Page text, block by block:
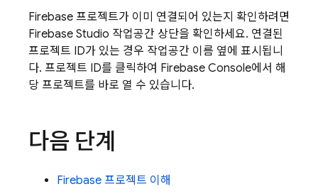
Firebase 프로젝트가 이미 연결되어 있는지 확인하려면
Firebase Studio 작업공간 상단을 확인하세요. 연결된
프로젝트 ID가 있는 경우 작업공간 이름 옆에 표시됩니
다. 프로젝트 ID를 클릭하여 Firebase Console에서 해
당 프로젝트를 바로 열 수 있습니다.
다음 단계
Firebase 프로젝트 이해